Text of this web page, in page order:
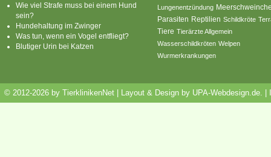
Wie viel Strafe muss bei einem Hund
sein?
Hundehaltung im Zwinger
Was tun, wenn ein Vogel entfliegt?
Blutiger Urin bei Katzen
Lungenentzündung
Parasiten Reptilien Schildkröte
Tiere Tierärzte Allgemein
Wasserschildkröten Welpen
Wurmerkrankungen
© 2012-2026 by TierklinikenNet | Layout & Design by UPA-Webdesign.de.